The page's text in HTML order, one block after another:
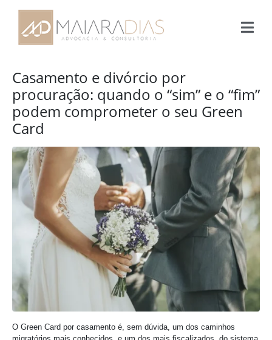
Casamento e divórcio por
procuração: quando o “sim” e o “fim”
podem comprometer o seu Green
Card
O Green Card por casamento é, sem dúvida, um dos caminhos